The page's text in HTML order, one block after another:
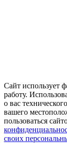
Сайт использует
работу.
о вас
вашего
пользоваться
своих